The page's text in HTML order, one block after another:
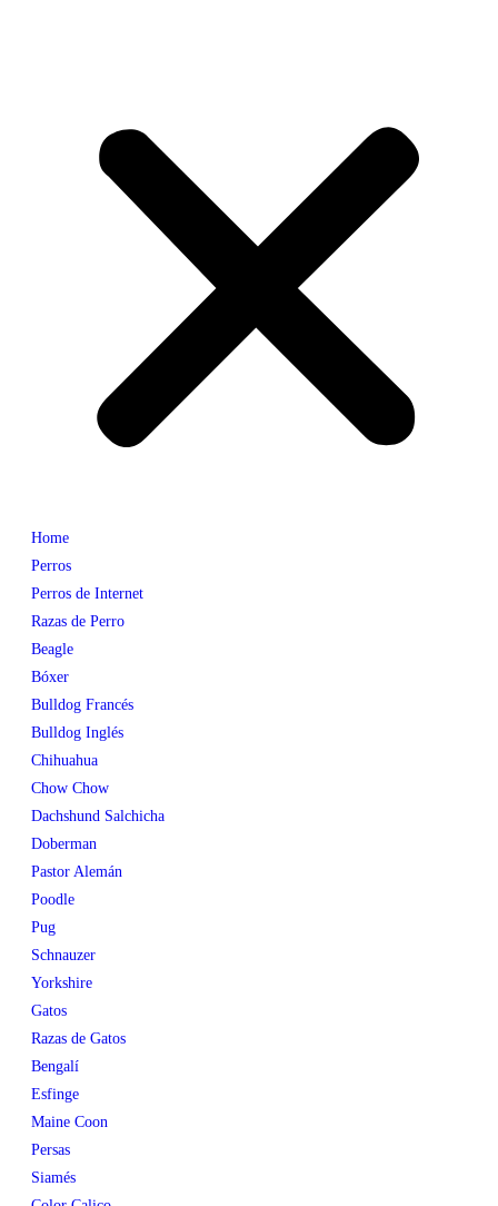
Home
Perros
Perros de Internet
Razas de Perro
Beagle
Bóxer
Bulldog Francés
Bulldog Inglés
Chihuahua
Chow Chow
Dachshund Salchicha
Doberman
Pastor Alemán
Poodle
Pug
Schnauzer
Yorkshire
Gatos
Razas de Gatos
Bengalí
Esfinge
Maine Coon
Persas
Siamés